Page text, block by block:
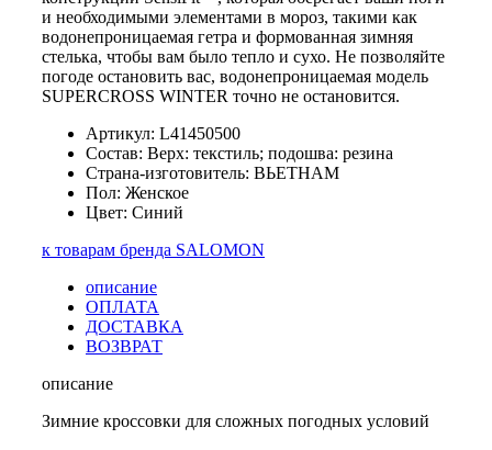
и необходимыми элементами в мороз, такими как
водонепроницаемая гетра и формованная зимняя
стелька, чтобы вам было тепло и сухо. Не позволяйте
погоде остановить вас, водонепроницаемая модель
SUPERCROSS WINTER точно не остановится.
Артикул: L41450500
Состав: Верх: текстиль; подошва: резина
Страна-изготовитель: ВЬЕТНАМ
Пол: Женское
Цвет: Синий
к товарам бренда SALOMON
описание
ОПЛАТА
ДОСТАВКА
ВОЗВРАТ
описание
Зимние кроссовки для сложных погодных условий